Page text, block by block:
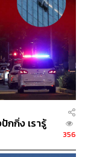
WEALTH
นอยู่แล้วได้เลย
รม
kentucky
ฐฯ (FAA)
กกิ่ง เรารู้
356